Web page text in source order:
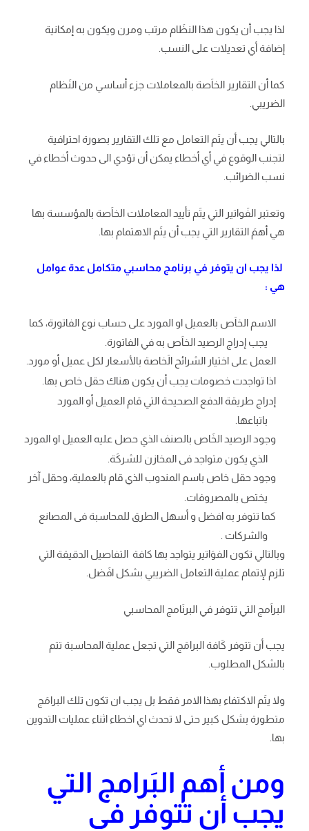
لذا يجب أن يكون هذا النظَام مرتب ومرن ويكون به إمكانية
إضافة أي تعديلات على النسب.
كما أن التقارير الخاَصة بالمعاملات جزء أساسي من النَظام
الضريبي.
بالتالي يجب أن يتَم التعامل مع تلك التقارير بصورة احترافية
لتجنب الوقوع في أي أخطاء يمكن أن تؤدي الى حدوث أخطاء في
نسب الضرائب.
وتعتبر الفَواتير التي يتَم تأييد المعاملات الخاَصة بالمؤسسة بها
هي أهمَ التقارير التي يجب أن يتَم الاهتمام بها.
لذا يجب ان يتوفر في برنامج محاسبي متكامل عدة عوامل
هي :
الاسم الخاَص بالعميل او المورد على حساب نوع الفاتورة، كما
يجب إدراج الرصيد الخاَص به في الفاتورة.
العمل على اختيار الشرائح الَخاصة بالأسعار لكل عميل أو مورد.
اذا تواجدت خصومات يجب أن يكون هناك حقل خاص بها.
إدراج طريقة الدفع الصحيحة التي قام العميل أو المورد
باتباعها.
وجود الرصيد الخَاص بالصنف الذي حصل عليه العميل او المورد
الذي يكون متواجد فى المخازن للشركَة.
وجود حقل خاص باسم المندوب الذي قام بالعملية، وحقل آخر
يختص بالمصروفات.
كما تتوفر به افضل و أسهل الطرق للمحاسبة فى المصانع
والشركات .
وبالتالي تكون الفوَاتير يتواجد بها كافة التفاصيل الدقيقة التي
تلزم لإتمام عملية التعامل الضريبي بشكل افَضل.
البراَمج التي تتوفر في البرنَامج المحاسبي
يجب أن تتوفر كَافة البرامَج التي تجعل عملية المحاسبة تتم
بالشكل المطلوب.
ولا يتَم الاكتفاء بهذا الامر فقط بل يجب ان تكون تلك البرامَج
متطورة بشكل كبير حتى لا تحدث اي اخطاء اثناء عمليات التدوين
بها.
ومن أهم البَرامج التي
يجب أن تتوفر في